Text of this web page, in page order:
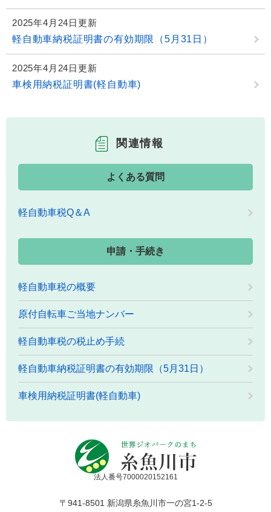
2025年4月24日更新
軽自動車納税証明書の有効期限（5月31日）
2025年4月24日更新
車検用納税証明書(軽自動車)
関連情報
よくある質問
軽自動車税Q＆A
申請・手続き
軽自動車税の概要
原付自転車ご当地ナンバー
軽自動車税の税止め手続
軽自動車納税証明書の有効期限（5月31日）
車検用納税証明書(軽自動車)
法人番号7000020152161
〒941-8501 新潟県糸魚川市一の宮1-2-5